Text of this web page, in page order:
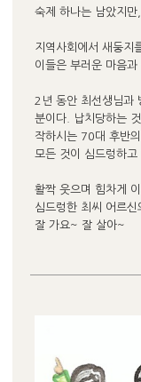
숙제 하나는 남았지
지역사회에서 새둥지
이들은 부러운 마음과
2년 동안 최선생님과
분이다. 납치당하는
작하시는 70대 후반
모든 것이 심드렁하고
활짝 웃으며 힘차게
심드렁한 최씨 어르신
잘 가요~ 잘 살아~